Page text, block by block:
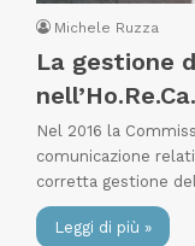
Michele Ruzza
La gestione
nell’Ho.Re.Ca.
Nel 2016 la
comunicazione
corretta gestione
Leggi di più »